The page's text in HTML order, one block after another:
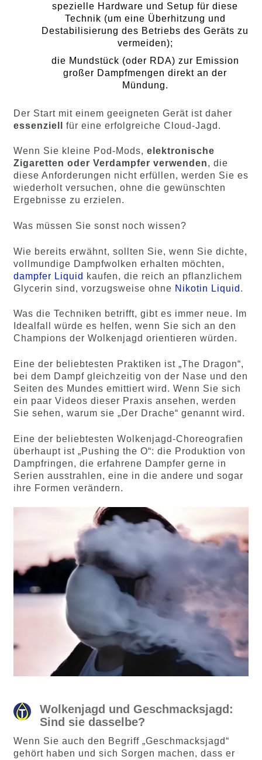
spezielle Hardware und Setup für diese
Technik (um eine Überhitzung und
Destabilisierung des Betriebs des Geräts zu
vermeiden);
die Mundstück (oder RDA) zur Emission
großer Dampfmengen direkt an der
Mündung.
Der Start mit einem geeigneten Gerät ist daher
essenziell für eine erfolgreiche Cloud-Jagd.
Wenn Sie kleine Pod-Mods, elektronische
Zigaretten oder Verdampfer verwenden, die
diese Anforderungen nicht erfüllen, werden Sie es
wiederholt versuchen, ohne die gewünschten
Ergebnisse zu erzielen.
Was müssen Sie sonst noch wissen?
Wie bereits erwähnt, sollten Sie, wenn Sie dichte,
vollmundige Dampfwolken erhalten möchten,
dampfer Liquid kaufen, die reich an pflanzlichem
Glycerin sind, vorzugsweise ohne Nikotin Liquid .
Was die Techniken betrifft, gibt es immer neue. Im
Idealfall würde es helfen, wenn Sie sich an den
Champions der Wolkenjagd orientieren würden.
Eine der beliebtesten Praktiken ist „The Dragon“,
bei dem Dampf gleichzeitig von der Nase und den
Seiten des Mundes emittiert wird. Wenn Sie sich
ein paar Videos dieser Praxis ansehen, werden
Sie sehen, warum sie „Der Drache“ genannt wird.
Eine der beliebtesten Wolkenjagd-Choreografien
überhaupt ist „Pushing the O“: die Produktion von
Dampfringen, die erfahrene Dampfer gerne in
Serien ausstrahlen, eine in die andere und sogar
ihre Formen verändern.
Wolkenjagd und Geschmacksjagd:
Sind sie dasselbe?
Wenn Sie auch den Begriff „Geschmacksjagd“
gehört haben und sich Sorgen machen, dass er